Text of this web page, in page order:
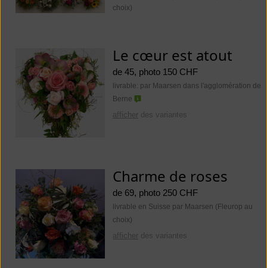
choix)
Le cœur est atout
de 45, photo 150 CHF
livrable: par Maarsen dans l'agglomération de
Berne
afficher des variantes
Charme de roses
de 69, photo 250 CHF
livrable en Suisse par Maarsen (Fleurop au
choix)
afficher des variantes